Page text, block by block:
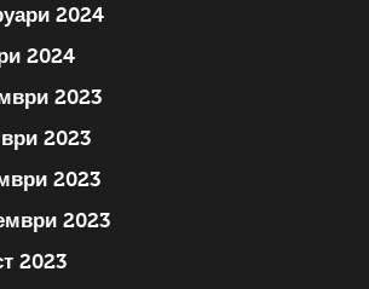
2024
2024
2023
2023
2023
2023
2023